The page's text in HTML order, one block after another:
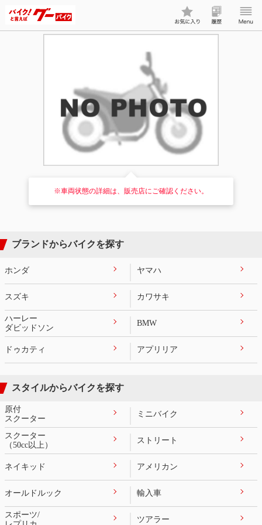
※車両状態の詳細は、販売店にご確認ください。
ブランドからバイクを探す
ホンダ ヤマハ
スズキ カワサキ
ハーレー
ダビッドソン
BMW
ドゥカティ アプリリア
スタイルからバイクを探す
原付
スクーター
ミニバイク
スクーター
（50cc以上）
ストリート
ネイキッド アメリカン
オールドルック 輸入車
スポーツ/
ツアラー